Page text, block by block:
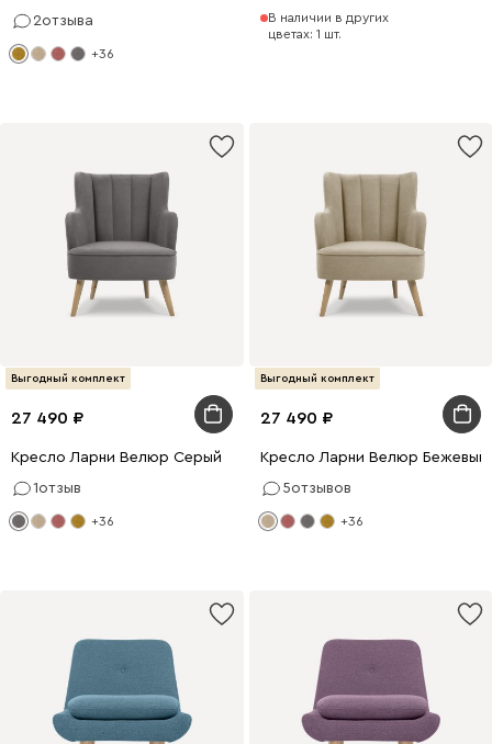
2отзыва
+36
В наличии в других
цветах: 1 шт.
Выгодный комплект
27 490
Кресло Ларни Велюр Серый
1отзыв
+36
Выгодный комплект
27 490
Кресло Ларни Велюр Бежевый
5отзывов
+36